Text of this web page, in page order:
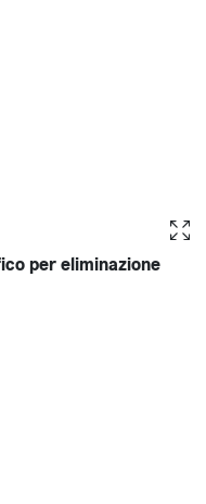
per eliminazione